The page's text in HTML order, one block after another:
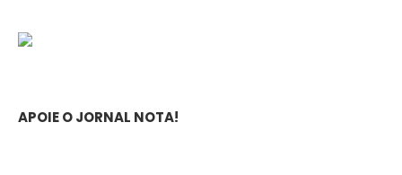
APOIE O JORNAL NOTA!